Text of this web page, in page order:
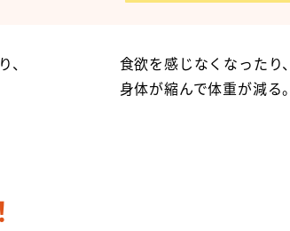
食欲を感じなくなったり、
身体が縮んで体重が減る。